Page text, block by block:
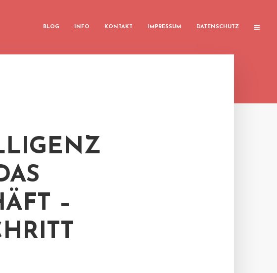
BLOG INFO KONTAKT IMPRESSUM DATENSCHUTZ
–